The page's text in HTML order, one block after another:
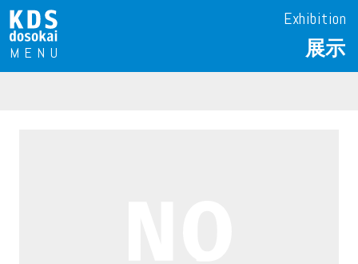
Exhibition
展示